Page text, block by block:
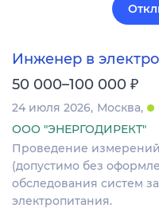
Инженер в
50 000–100 000 ₽
24 июля 2026 Москва
ООО "ЭНЕРГОДИРЕКТ"
Проведение измерений
(допустимо без
обследования систем
электропитания.